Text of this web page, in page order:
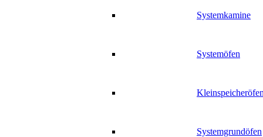
Systemkamine
Systemöfen
Systemgrundöfen